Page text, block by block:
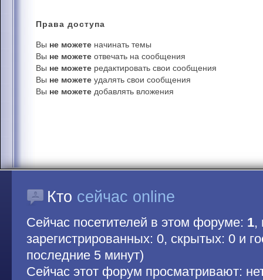
Права доступа
Вы не можете начинать темы
Вы не можете отвечать на сообщения
Вы не можете редактировать свои сообщения
Вы не можете удалять свои сообщения
Вы не можете добавлять вложения
Кто сейчас online
Сейчас посетителей в этом форуме: 1,
зарегистрированных: 0, скрытых: 0 и
последние 5 минут)
Сейчас этот форум просматривают: